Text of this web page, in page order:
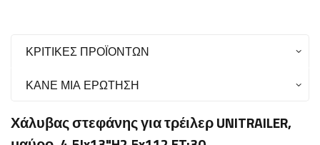
ΚΡΙΤΙΚΈΣ ΠΡΟΪΌΝΤΩΝ
ΚΆΝΕ ΜΙΑ ΕΡΏΤΗΣΗ
Χάλυβας στεφάνης για τρέιλερ UNITRAILER,